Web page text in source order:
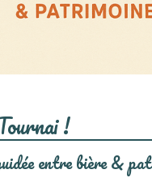
!
entre bière &